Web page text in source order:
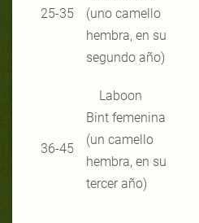
25-35
(uno camello
hembra, en su
segundo año)
36-45
Laboon
Bint femenina
(un camello
hembra, en su
tercer año)